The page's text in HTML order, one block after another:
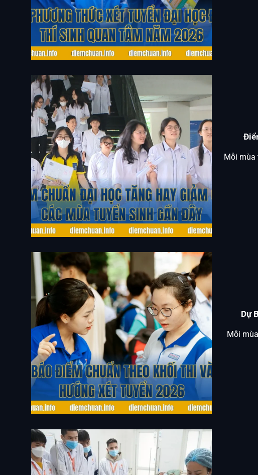
Các Phương Thức Xét Tuyển Đại Học Được Thí
Sinh Quan Tâm Năm 2026
Điểm Chuẩn Đại Học Tăng Hay Giảm Qua Các
Mùa Tuyển Sinh Gần Đây
Mỗi mùa
Dự Báo Điểm Chuẩn Theo Khối Thi Và Xu Hướng
Xét Tuyển 2026
Dự
Mỗi